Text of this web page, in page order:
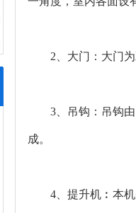
2、大门：大门
3、吊钩：吊钩
成。
4、提升机︰本